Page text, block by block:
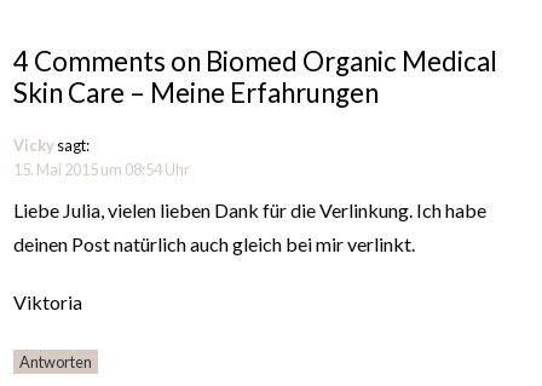
4 Comments on Biomed Organic Medical
Skin Care – Meine Erfahrungen
Vickysagt:
15. Mai 2015 um 08:54 Uhr
Liebe Julia, vielen lieben Dank für die Verlinkung. Ich habe
deinen Post natürlich auch gleich bei mir verlinkt.
Viktoria
Antworten